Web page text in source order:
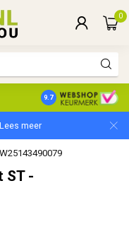
0
2 Jaar Garantie
9.7
meer
ST -